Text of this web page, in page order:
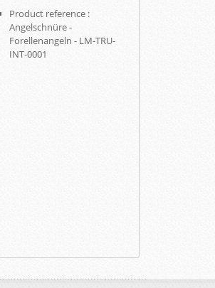
Product reference :
Angelschnüre -
Forellenangeln - LM-TRU-
INT-0001